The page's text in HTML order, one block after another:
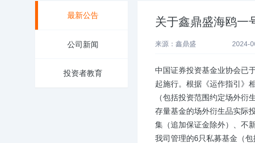
最新公告
公司新闻
投资者教育
关于鑫鼎盛海鸥一
来源：鑫鼎盛 2024-
中国证券投资基金业协会已
起施行。根据《运作指引》
（包括投资范围约定场外
存量基金的场外衍生品实际
集（追加保证金除外）、不
我司管理的6只私募基金（